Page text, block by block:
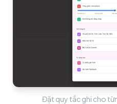
Đặt quy tắc ghi cho